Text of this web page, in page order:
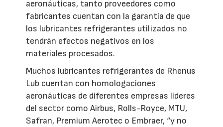
aeronáuticas, tanto proveedores como
fabricantes cuentan con la garantía de que
los lubricantes refrigerantes utilizados no
tendrán efectos negativos en los
materiales procesados.
Muchos lubricantes refrigerantes de Rhenus
Lub cuentan con homologaciones
aeronáuticas de diferentes empresas líderes
del sector como Airbus, Rolls-Royce, MTU,
Safran, Premium Aerotec o Embraer, “y no